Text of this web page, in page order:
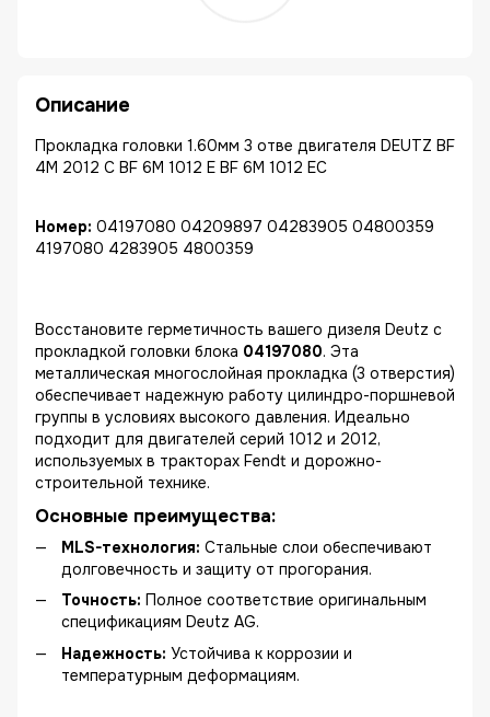
Описание
Прокладка головки 1.60мм 3 отве двигателя DEUTZ BF
4M 2012 C BF 6M 1012 E BF 6M 1012 EC
Номер: 04197080 04209897 04283905 04800359
4197080 4283905 4800359
Восстановите герметичность вашего дизеля Deutz с
прокладкой головки блока 04197080. Эта
металлическая многослойная прокладка (3 отверстия)
обеспечивает надежную работу цилиндро-поршневой
группы в условиях высокого давления. Идеально
подходит для двигателей серий 1012 и 2012,
используемых в тракторах Fendt и дорожно-
строительной технике.
Основные преимущества:
MLS-технология: Стальные слои обеспечивают
долговечность и защиту от прогорания.
Точность: Полное соответствие оригинальным
спецификациям Deutz AG.
Надежность: Устойчива к коррозии и
температурным деформациям.